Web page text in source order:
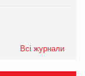
Всі журнали